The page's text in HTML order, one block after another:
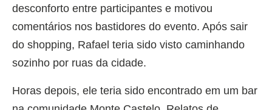
desconforto entre participantes e motivou
comentários nos bastidores do evento. Após sair
do shopping, Rafael teria sido visto caminhando
sozinho por ruas da cidade.
Horas depois, ele teria sido encontrado em um bar